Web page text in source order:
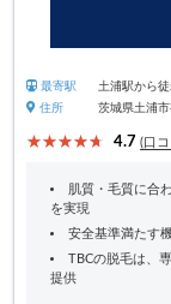
最寄駅
土浦駅から
住所
茨城県土浦
4.7 (口
肌質・毛質に合
を実現
安全基準満たす
TBCの脱毛は、
提供